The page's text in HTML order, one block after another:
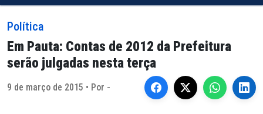
Política
Em Pauta: Contas de 2012 da Prefeitura
serão julgadas nesta terça
9 de março de 2015 • Por -